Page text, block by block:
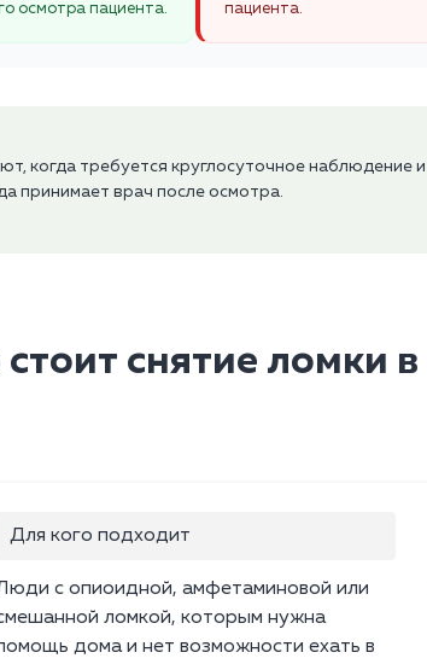
осмотра пациента.
пациента.
когда требуется круглосуточное наблюдение
принимает врач после осмотра.
снятие ломки в
Для кого подходит
с опиоидной, амфетаминовой или
ломкой, которым нужна
дома и нет возможности ехать в